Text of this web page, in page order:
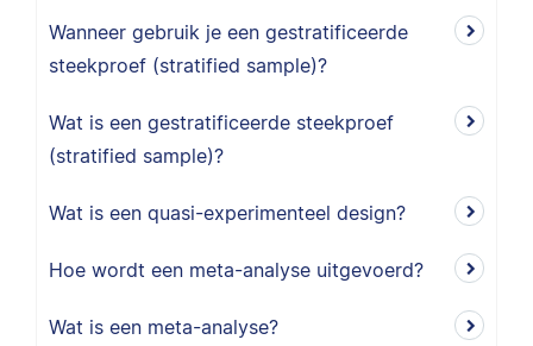
Wanneer gebruik je een gestratificeerde
steekproef (stratified sample)?
Wat is een gestratificeerde steekproef
(stratified sample)?
Wat is een quasi-experimenteel design?
Hoe wordt een meta-analyse uitgevoerd?
Wat is een meta-analyse?